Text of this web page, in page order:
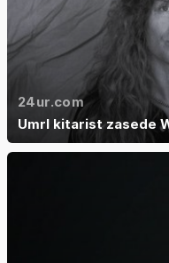
24ur.com
Umrl kitarist zasede